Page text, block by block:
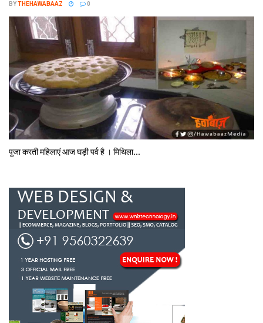
BYTHEHAWABAAZ 0
पुजा करती महिलाएं आज घड़ी पर्व है । मिथि‍ला...